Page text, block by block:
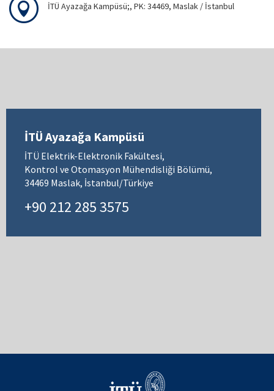
İTÜ Ayazağa Kampüsü;, PK: 34469, Maslak / İstanbul
İTÜ Ayazağa Kampüsü
İTÜ Elektrik-Elektronik Fakültesi,
Kontrol ve Otomasyon Mühendisliği Bölümü,
34469 Maslak, İstanbul/Türkiye
+90 212 285 3575